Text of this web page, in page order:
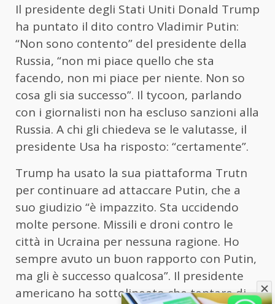
Il presidente degli Stati Uniti Donald Trump
ha puntato il dito contro Vladimir Putin:
“Non sono contento” del presidente della
Russia, “non mi piace quello che sta
facendo, non mi piace per niente. Non so
cosa gli sia successo”. Il tycoon, parlando
con i giornalisti non ha escluso sanzioni alla
Russia. A chi gli chiedeva se le valutasse, il
presidente Usa ha risposto: “certamente”.
Trump ha usato la sua piattaforma Trutn
per continuare ad attaccare Putin, che a
suo giudizio “è impazzito. Sta uccidendo
molte persone. Missili e droni contro le
città in Ucraina per nessuna ragione. Ho
sempre avuto un buon rapporto con Putin,
ma gli è successo qualcosa”. Il presidente
americano ha sottolineato che tentare di